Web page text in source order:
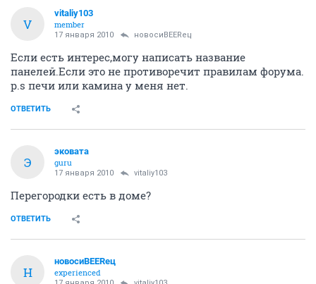
V
vitaliy103
member
17 января 2010 новосиBEERец
Если есть интерес,могу написать название
панелей.Если это не противоречит правилам форума.
p.s печи или камина у меня нет.
ОТВЕТИТЬ
Э
эковата
guru
17 января 2010 vitaliy103
Перегородки есть в доме?
ОТВЕТИТЬ
Н
новосиBEERец
experienced